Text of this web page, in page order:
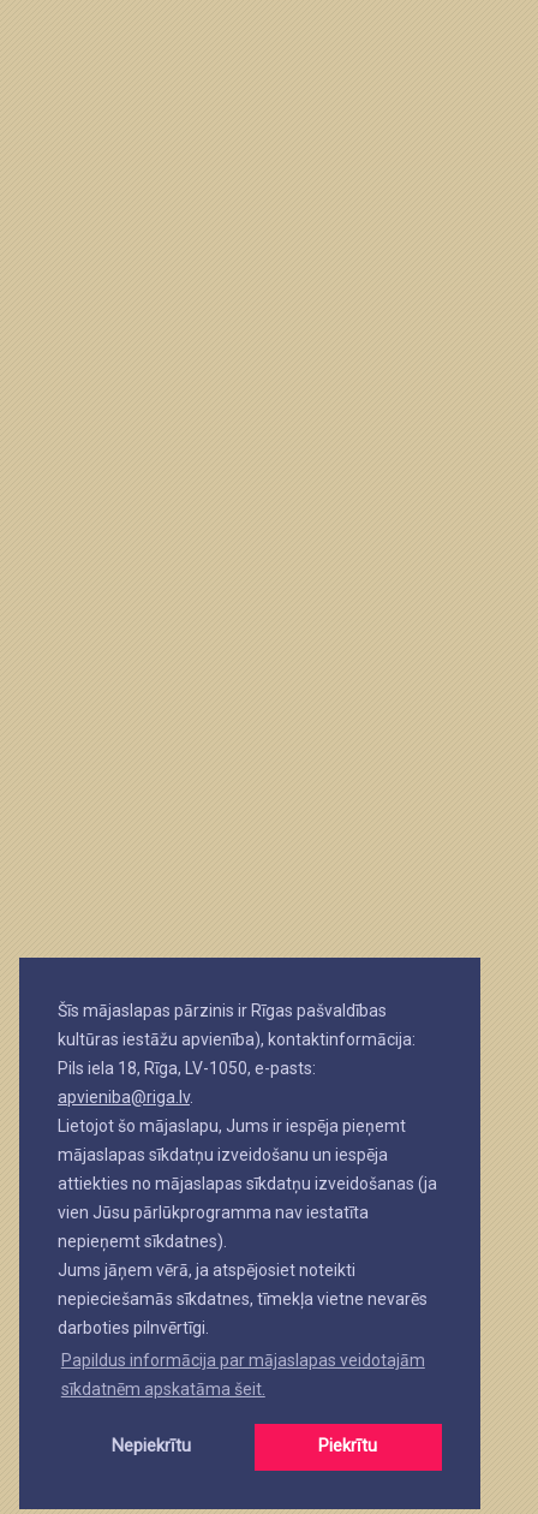
Šīs mājaslapas pārzinis ir Rīgas pašvaldības
kultūras iestāžu apvienība), kontaktinformācija:
Pils iela 18, Rīga, LV-1050, e-pasts:
apvieniba@riga.lv.
Lietojot šo mājaslapu, Jums ir iespēja pieņemt
mājaslapas sīkdatņu izveidošanu un iespēja
attiekties no mājaslapas sīkdatņu izveidošanas (ja
vien Jūsu pārlūkprogramma nav iestatīta
nepieņemt sīkdatnes).
Jums jāņem vērā, ja atspējosiet noteikti
nepieciešamās sīkdatnes, tīmekļa vietne nevarēs
darboties pilnvērtīgi.
Papildus informācija par mājaslapas veidotajām
sīkdatnēm apskatāma šeit.
Nepiekrītu Piekrītu